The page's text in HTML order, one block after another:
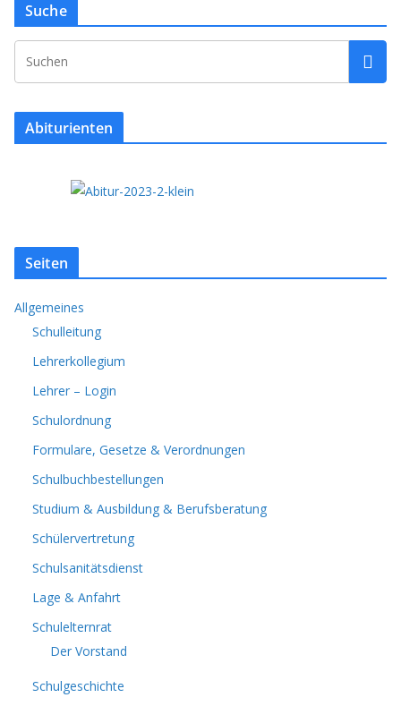
Suche
Abiturienten
Seiten
Allgemeines
Schulleitung
Lehrerkollegium
Lehrer – Login
Schulordnung
Formulare, Gesetze & Verordnungen
Schulbuchbestellungen
Studium & Ausbildung & Berufsberatung
Schülervertretung
Schulsanitätsdienst
Lage & Anfahrt
Schulelternrat
Der Vorstand
Schulgeschichte